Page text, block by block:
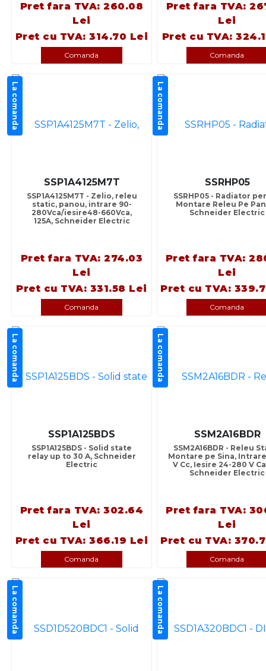
Pret fara TVA: 260.08
Lei
Pret cu TVA: 314.70 Lei
Comanda
Pret fara TVA:
Lei
Pret cu TVA:
Comanda
La comanda
SSP1A4125M7T
SSP1A4125M7T - Zelio, releu
static, panou, intrare 90-
280Vca/iesire48-660Vca,
125A, Schneider Electric
Pret fara TVA: 274.03
Lei
Pret cu TVA: 331.58 Lei
Comanda
La comanda
SSRHP05
SSRHP05 - Radiator
Montare Releu Pe
Schneider Electric
Pret fara TVA:
Lei
Pret cu TVA:
Comanda
La comanda
SSP1A125BDS
SSP1A125BDS - Solid state
relay up to 30 A, Schneider
Electric
Pret fara TVA: 302.64
Lei
Pret cu TVA: 366.19 Lei
Comanda
La comanda
SSM2A16BDR
SSM2A16BDR - Releu
Montare pe Sina,
V Cc, Iesire 24-280 V
Schneider Electric
Pret fara TVA:
Lei
Pret cu TVA:
Comanda
La comanda La comanda